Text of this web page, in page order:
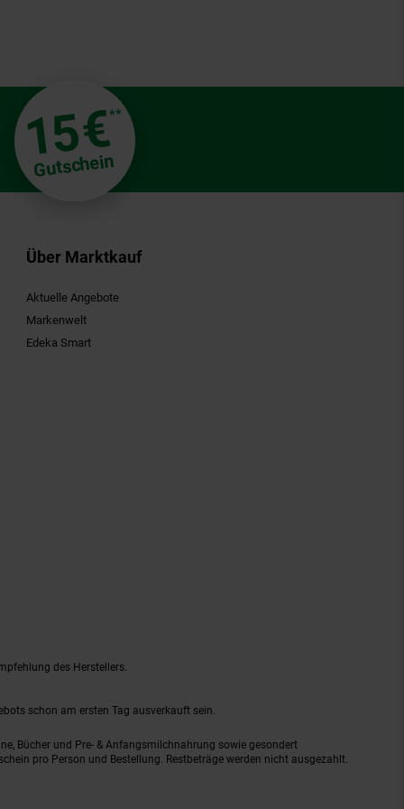
15€**
Gutschein
Über Marktkauf
Aktuelle Angebote
Markenwelt
Edeka Smart
des Herstellers.
schon am ersten Tag ausverkauft sein.
Bücher und Pre- & Anfangsmilchnahrung sowie gesondert
pro Person und Bestellung. Restbeträge werden nicht ausgezahlt.